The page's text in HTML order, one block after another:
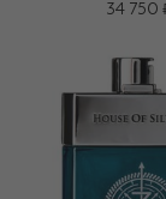
34 750